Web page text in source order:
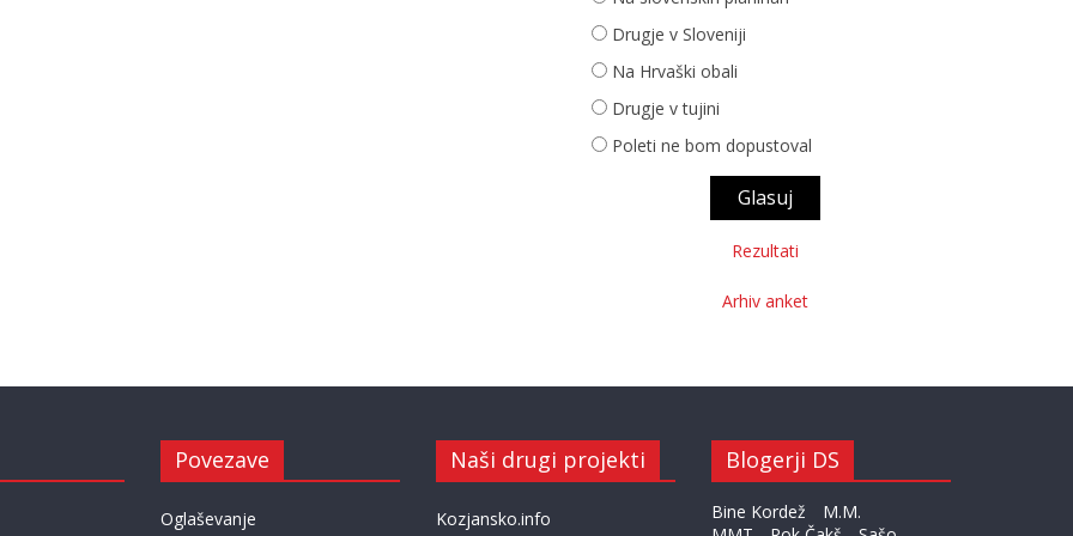
Drugje v Sloveniji
Na Hrvaški obali
Drugje v tujini
Poleti ne bom dopustoval
Rezultati
Arhiv anket
Povezave
Oglaševanje
Naši drugi projekti
Kozjansko.info
Blogerji DS
Bine Kordež
M.M.